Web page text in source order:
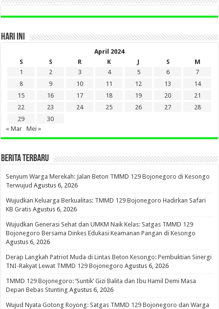
HARI INI
April 2024
S
S R K J S
M
1
2 3 4 5 6
7
8
9 10 11 12 13
14
15
16 17 18 19 20
21
22
23 24 25 26 27
28
29
30
« Mar
Mei »
BERITA TERBARU
Senyum Warga Merekah: Jalan Beton TMMD 129 Bojonegoro di Kesongo
Terwujud Agustus 6, 2026
Wujudkan Keluarga Berkualitas: TMMD 129 Bojonegoro Hadirkan Safari
KB Gratis Agustus 6, 2026
Wujudkan Generasi Sehat dan UMKM Naik Kelas: Satgas TMMD 129
Bojonegoro Bersama Dinkes Edukasi Keamanan Pangan di Kesongo
Agustus 6, 2026
Derap Langkah Patriot Muda di Lintas Beton Kesongo: Pembuktian Sinergi
TNI-Rakyat Lewat TMMD 129 Bojonegoro Agustus 6, 2026
TMMD 129 Bojonegoro: ‘Suntik’ Gizi Balita dan Ibu Hamil Demi Masa
Depan Bebas Stunting Agustus 6, 2026
Wujud Nyata Gotong Royong: Satgas TMMD 129 Bojonegoro dan Warga